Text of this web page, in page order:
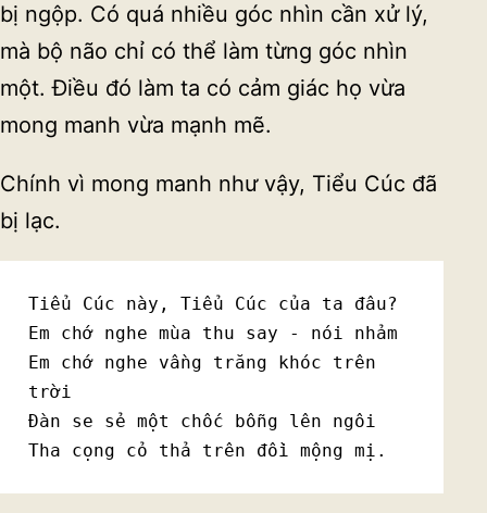
bị ngộp. Có quá nhiều góc nhìn cần xử lý,
mà bộ não chỉ có thể làm từng góc nhìn
một. Điều đó làm ta có cảm giác họ vừa
mong manh vừa mạnh mẽ.
Chính vì mong manh như vậy, Tiểu Cúc đã
bị lạc.
Tiểu Cúc này, Tiểu Cúc của ta đâu?
Em chớ nghe mùa thu say - nói nhảm
Em chớ nghe vầng trăng khóc trên
trời
Đàn se sẻ một chốc bỗng lên ngôi
Tha cọng cỏ thả trên đồi mộng mị.